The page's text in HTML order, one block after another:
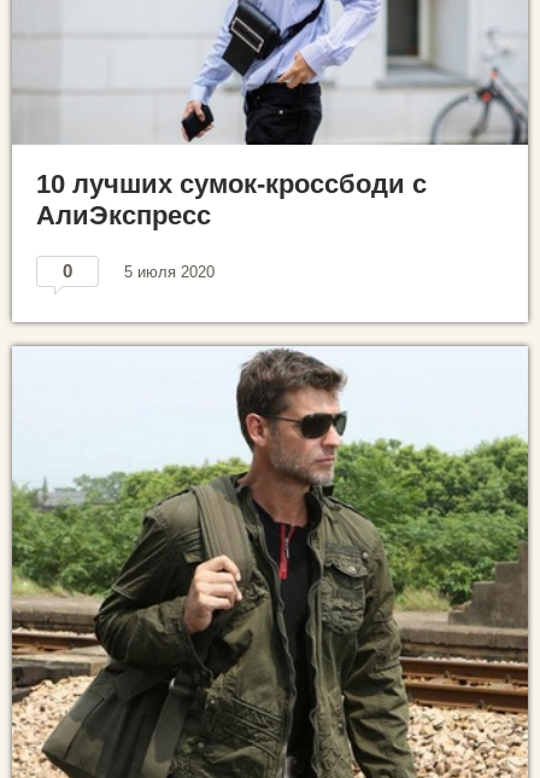
10 лучших сумок-кроссбоди с
АлиЭкспресс
0 5 июля 2020